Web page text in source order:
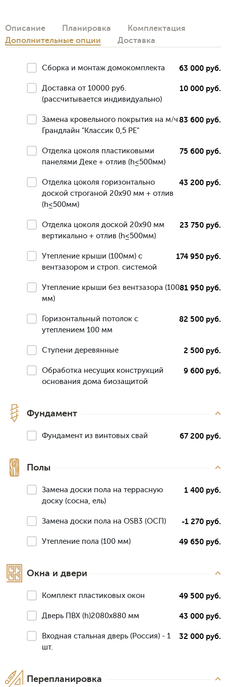
Описание Планировка
Комплектация
Дополнительные опции
Доставка
Сборка и монтаж домокомплекта 63 000 руб.
Доставка от 10000 руб.
(рассчитывается индивидуально)
10 000 руб.
Замена кровельного покрытия на м/ч
Грандлайн "Классик 0,5 РЕ"
83 600 руб.
Отделка цоколя пластиковыми
панелями Деке + отлив (h≤500мм)
75 600 руб.
Отделка цоколя горизонтально
доской строганой 20х90 мм + отлив
(h≤500мм)
43 200 руб.
Отделка цоколя доской 20х90 мм
вертикально + отлив (h≤500мм)
23 750 руб.
Утепление крыши (100мм) с
вентзазором и строп. системой
174 950 руб.
Утепление крыши без вентзазора (100
мм)
81 950 руб.
Горизонтальный потолок с
утеплением 100 мм
82 500 руб.
Ступени деревянные 2 500 руб.
Обработка несущих конструкций
основания дома биозащитой
9 600 руб.
Фундамент
Фундамент из винтовых свай 67 200 руб.
Полы
Замена доски пола на террасную
доску (сосна, ель)
1 400 руб.
Замена доски пола на OSB3 (ОСП) -1 270 руб.
Утепление пола (100 мм) 49 650 руб.
Окна и двери
Комплект пластиковых окон 49 500 руб.
Дверь ПВХ (h)2080х880 мм 43 000 руб.
Входная стальная дверь (Россия) - 1
шт.
32 000 руб.
Перепланировка